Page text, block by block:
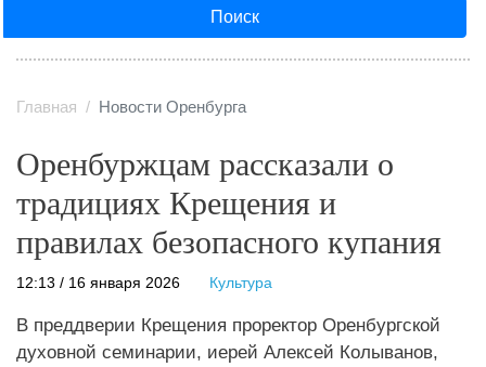
Поиск
Главная Новости Оренбурга
Оренбуржцам рассказали о
традициях Крещения и
правилах безопасного купания
12:13 / 16 января 2026 Культура
В преддверии Крещения проректор Оренбургской
духовной семинарии, иерей Алексей Колыванов,